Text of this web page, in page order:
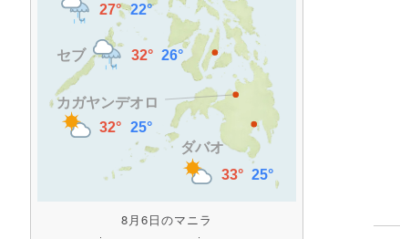
8月6日のマニラ